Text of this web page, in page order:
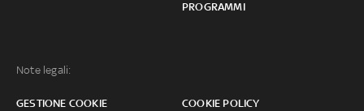
PROGRAMMI
Note legali:
GESTIONE COOKIE COOKIE POLICY